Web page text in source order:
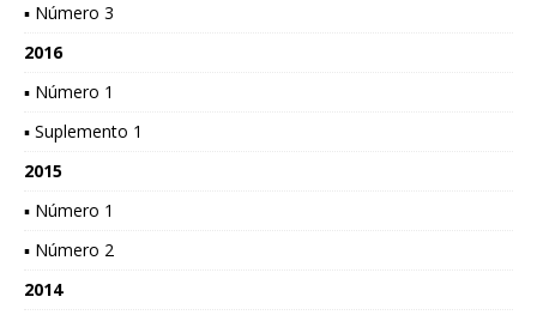
▪ Número 3
2016
▪ Número 1
▪ Suplemento 1
2015
▪ Número 1
▪ Número 2
2014